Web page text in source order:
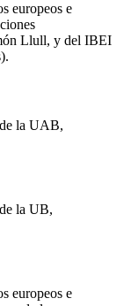
europeos e
Llull, y del IBEI
la UAB,
la UB,
europeos e